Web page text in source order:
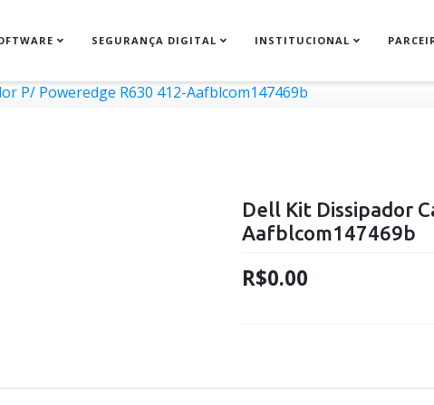
SEGURANÇA DIGITAL INSTITUCIONAL
P/ Poweredge R630 412-Aafblcom147469b
Dell Kit Dissipador
Aafblcom147469b
R$0.00